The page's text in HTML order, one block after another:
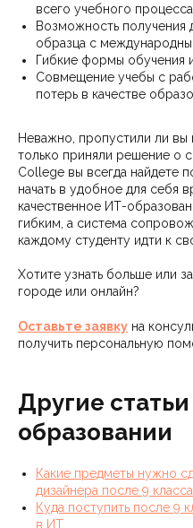
всего учебного процесса.
Возможность получения
образца с
Гибкие формы обучения
Совмещение учебы с
потерь в качестве
Неважно, пропустили ли вы
только приняли решение о
College вы всегда найдете
начать в удобное для себя
качественное ИТ-
гибким, а система
каждому студенту идти к
Хотите узнать больше или
городе или онлайн?
Оставьте заявку на
получить персональную
Другие
образовании
Какие предметы нужно
дизайнера после 9 класса
Куда поступить после 9
в ИТ